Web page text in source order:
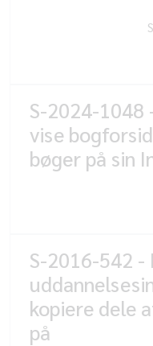
S-2024-1048
vise
bøger på sin
S-2016-542 -
kopiere dele
på